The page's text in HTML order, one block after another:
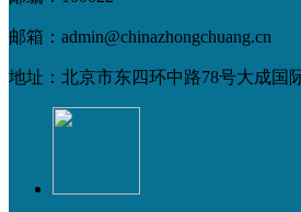
邮箱：admin@chinazhongchuang.cn
地址：北京市东四环中路78号大成国